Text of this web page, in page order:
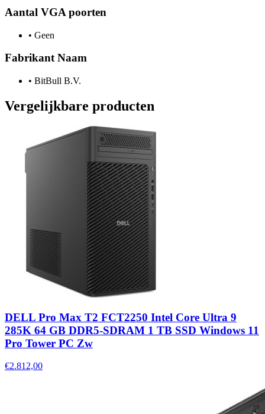
Aantal VGA poorten
• Geen
Fabrikant Naam
• BitBull B.V.
Vergelijkbare producten
DELL Pro Max T2 FCT2250 Intel Core Ultra 9
285K 64 GB DDR5-SDRAM 1 TB SSD Windows 11
Pro Tower PC Zw
€2.812,00